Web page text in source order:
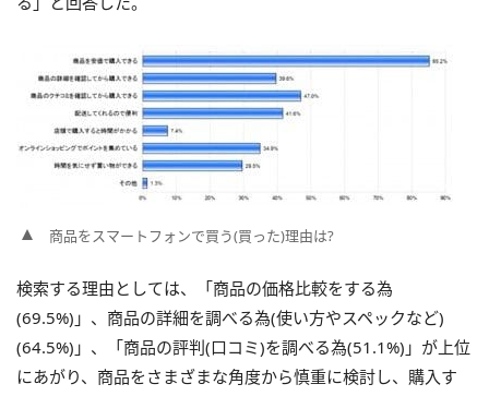
商品をスマートフォンで買う(買った)理由は?
検索する理由としては、「商品の価格比較をする為
(69.5%)」、商品の詳細を調べる為(使い方やスペックなど)
(64.5%)」、「商品の評判(口コミ)を調べる為(51.1%)」が上位
にあがり、商品をさまざまな角度から慎重に検討し、購入す